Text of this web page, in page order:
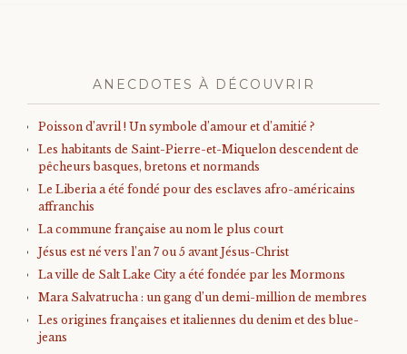
ANECDOTES À DÉCOUVRIR
Poisson d’avril ! Un symbole d’amour et d’amitié ?
Les habitants de Saint-Pierre-et-Miquelon descendent de
pêcheurs basques, bretons et normands
Le Liberia a été fondé pour des esclaves afro-américains
affranchis
La commune française au nom le plus court
Jésus est né vers l’an 7 ou 5 avant Jésus-Christ
La ville de Salt Lake City a été fondée par les Mormons
Mara Salvatrucha : un gang d’un demi-million de membres
Les origines françaises et italiennes du denim et des blue-
jeans